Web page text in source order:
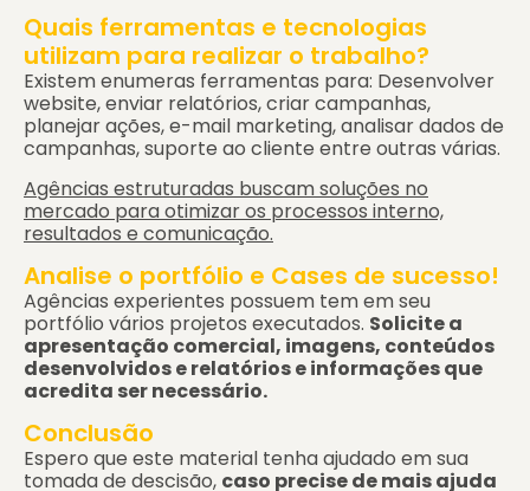
Quais ferramentas e tecnologias
utilizam para realizar o trabalho?
Existem enumeras ferramentas para: Desenvolver
website, enviar relatórios, criar campanhas,
planejar ações, e-mail marketing, analisar dados de
campanhas, suporte ao cliente entre outras várias.
Agências estruturadas buscam soluções no
mercado para otimizar os processos interno,
resultados e comunicação.
Analise o portfólio e Cases de sucesso!
Agências experientes possuem tem em seu
portfólio vários projetos executados. Solicite a
apresentação comercial, imagens, conteúdos
desenvolvidos e relatórios e informações que
acredita ser necessário.
Conclusão
Espero que este material tenha ajudado em sua
tomada de descisão, caso precise de mais ajuda